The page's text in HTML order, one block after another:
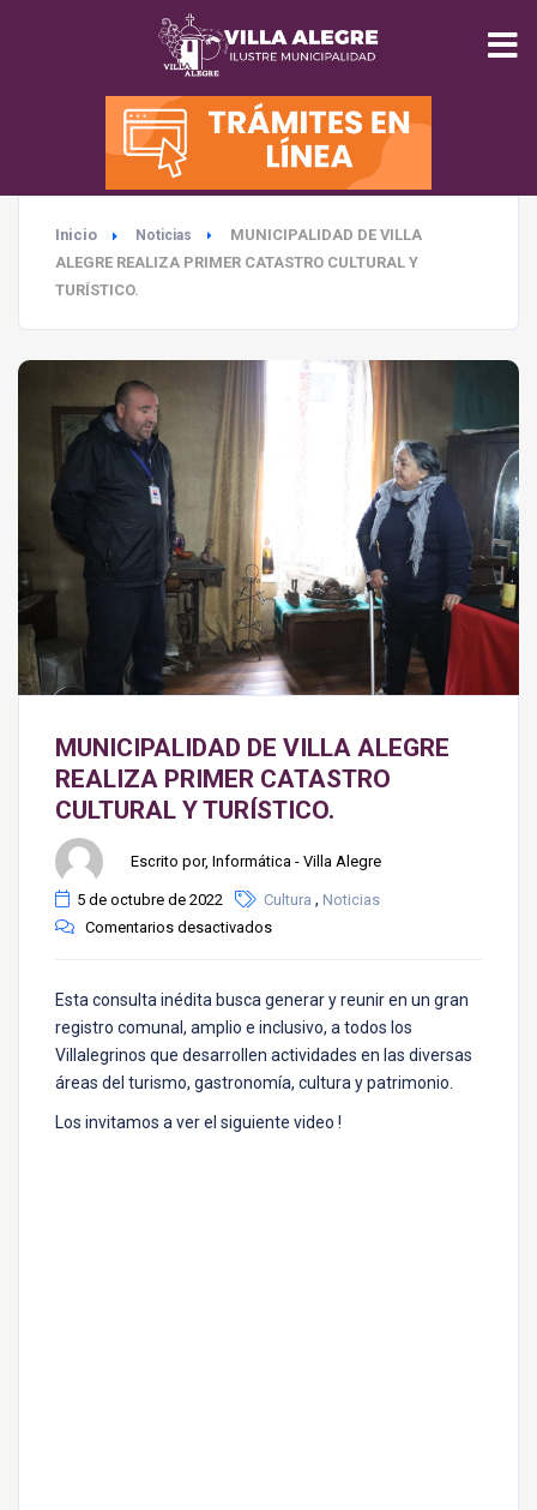
INICIO
MUNICIPALIDAD
SEGURIDAD
SALUD
TURISMO
MEDIO AMBIENTE
Inicio Noticias
MUNICIPALIDAD DE VILLA
ALEGRE REALIZA PRIMER CATASTRO CULTURAL Y
TURÍSTICO.
MUNICIPALIDAD DE VILLA ALEGRE
REALIZA PRIMER CATASTRO
CULTURAL Y TURÍSTICO.
Escrito por, Informática - Villa Alegre
5 de octubre de 2022 Cultura , Noticias
Comentarios desactivados
Esta consulta inédita busca generar y reunir en un gran
registro comunal, amplio e inclusivo, a todos los
Villalegrinos que desarrollen actividades en las diversas
áreas del turismo, gastronomía, cultura y patrimonio.
Los invitamos a ver el siguiente video !